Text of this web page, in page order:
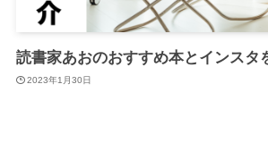
読書家あおのおすすめ本とインスタ
2023年1月30日